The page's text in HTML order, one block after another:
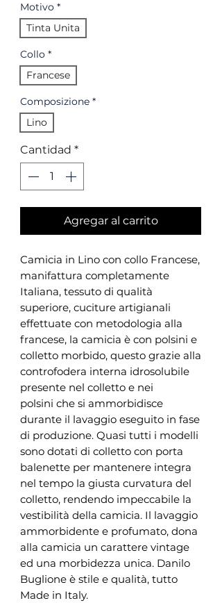
Motivo *
Tinta Unita
Collo *
Francese
Composizione *
Lino
Cantidad *
Agregar al carrito
Camicia in Lino con collo Francese,
manifattura completamente
Italiana, tessuto di qualità
superiore, cuciture artigianali
effettuate con metodologia alla
francese, la camicia è con polsini e
colletto morbido, questo grazie alla
controfodera interna idrosolubile
presente nel colletto e nei
polsini che si ammorbidisce
durante il lavaggio eseguito in fase
di produzione. Quasi tutti i modelli
sono dotati di colletto con porta
balenette per mantenere integra
nel tempo la giusta curvatura del
colletto, rendendo impeccabile la
vestibilità della camicia. Il lavaggio
ammorbidente e profumato, dona
alla camicia un carattere vintage
ed una morbidezza unica. Danilo
Buglione è stile e qualità, tutto
Made in Italy.